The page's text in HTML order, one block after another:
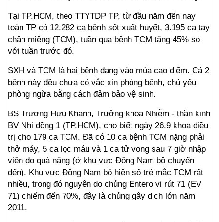
Tại TP.HCM, theo TTYTDP TP, từ đầu năm đến nay
toàn TP có 12.282 ca bệnh sốt xuất huyết, 3.195 ca tay
chân miệng (TCM), tuần qua bệnh TCM tăng 45% so
với tuần trước đó.
SXH và TCM là hai bệnh đang vào mùa cao điểm. Cả 2
bệnh này đều chưa có vắc xin phòng bệnh, chủ yếu
phòng ngừa bằng cách đảm bảo vệ sinh.
BS Trương Hữu Khanh, Trưởng khoa Nhiễm - thần kinh
BV Nhi đồng 1 (TP.HCM), cho biết ngày 26.9 khoa điều
trị cho 179 ca TCM. Đã có 10 ca bệnh TCM nặng phải
thở máy, 5 ca lọc máu và 1 ca tử vong sau 7 giờ nhập
viện do quá nặng (ở khu vực Đông Nam bộ chuyển
đến). Khu vực Đông Nam bộ hiện số trẻ mắc TCM rất
nhiều, trong đó nguyên do chủng Entero vi rút 71 (EV
71) chiếm đến 70%, đây là chủng gây dịch lớn năm
2011.